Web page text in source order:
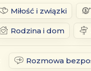
Miłość i związki
Rodzina i dom
Rozmowa